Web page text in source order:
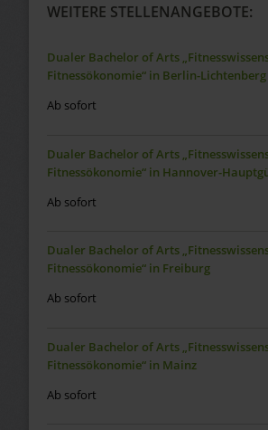
WEITERE STELLENANGEBOTE:
Dualer Bachelor of Arts
Fitnessökonomie“ in Berlin-Lichtenberg
Ab sofort
Dualer Bachelor of Arts
Fitnessökonomie“ in Hannover-
Ab sofort
Dualer Bachelor of Arts
Fitnessökonomie“ in Freiburg
Ab sofort
Dualer Bachelor of Arts
Fitnessökonomie“ in Mainz
Ab sofort